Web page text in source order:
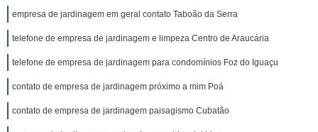
empresa de jardinagem em geral contato Taboão da Serra
telefone de empresa de jardinagem e limpeza Centro de Araucária
telefone de empresa de jardinagem para condomínios Foz do Iguaçu
contato de empresa de jardinagem próximo a mim Poá
contato de empresa de jardinagem paisagismo Cubatão